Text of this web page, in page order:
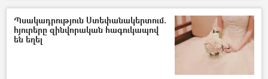
Ադրբեջան
Ադրբեջանական ագրեսիան Արցախում - 2020
Պսակադրություն Ստեփանակերտում.
հյուրերը զինվորական հագուկապով
են եղել